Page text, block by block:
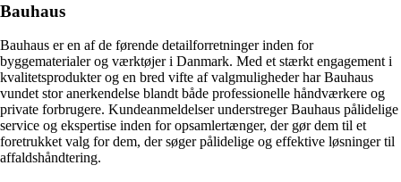
Bauhaus
Bauhaus er en af de førende detailforretninger inden for
byggematerialer og værktøjer i Danmark. Med et stærkt engagement i
kvalitetsprodukter og en bred vifte af valgmuligheder har Bauhaus
vundet stor anerkendelse blandt både professionelle håndværkere og
private forbrugere. Kundeanmeldelser understreger Bauhaus pålidelige
service og ekspertise inden for opsamlertænger, der gør dem til et
foretrukket valg for dem, der søger pålidelige og effektive løsninger til
affaldshåndtering.